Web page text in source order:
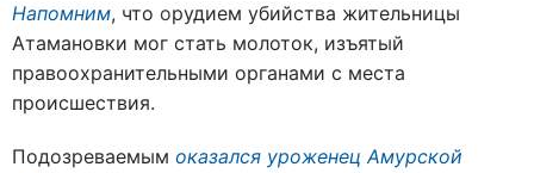
Напомним, что орудием убийства жительницы
Атамановки мог стать молоток, изъятый
правоохранительными органами с места
происшествия.
Подозреваемым оказался уроженец Амурской